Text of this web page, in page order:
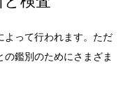
よって行われます。ただ
の鑑別のためにさまざま